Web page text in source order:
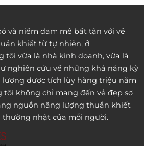
hay chat trực tiếp với
và niềm đam mê bất tận với vẻ
khiết từ tự nhiên, ở
tôi vừa là nhà kinh doanh, vừa là
nghiên cứu về những khả năng kỳ
được tích lũy hàng triệu năm
tôi không chỉ mang đến vẻ đẹp sơ
nguồn năng lượng thuần khiết
thường nhật của mỗi người.